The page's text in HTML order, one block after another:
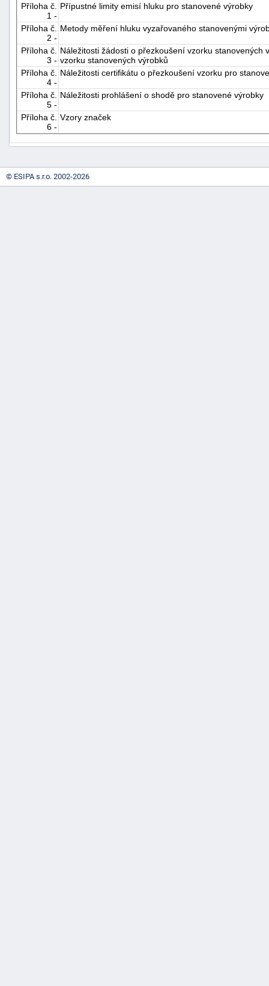
Příloha č.
1 -
Přípustné limity emisí hluku pro stanovené výrobky
Příloha č.
2 -
Metody měření hluku vyzařovaného stanovenými
Příloha č.
3 -
Náležitosti žádosti o přezkoušení vzorku
vzorku stanovených výrobků
Příloha č.
4 -
Náležitosti certifikátu o přezkoušení vzorku pro
Příloha č.
5 -
Náležitosti prohlášení o shodě pro stanovené výrobky
Příloha č.
6 -
Vzory značek
© ESIPA s.r.o. 2002-2026